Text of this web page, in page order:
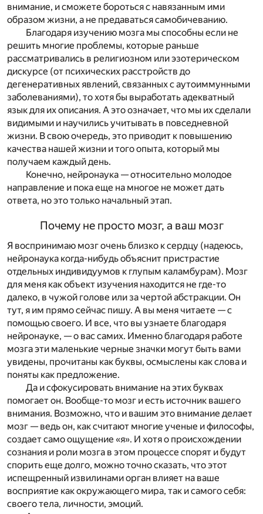
внимание, и сможете бороться с навязанным ими
образом жизни, а не предаваться самобичеванию.
Благодаря изучению мозга мы способны если не
решить многие проблемы, которые раньше
рассматривались в религиозном или эзотерическом
дискурсе (от психических расстройств до
дегенеративных явлений, связанных с аутоиммунными
заболеваниями), то хотя бы выработать адекватный
язык для их описания. А это означает, что мы их сделали
видимыми и научились учитывать в повседневной
жизни. В свою очередь, это приводит к повышению
качества нашей жизни и того опыта, который мы
получаем каждый день.
Конечно, нейронаука — относительно молодое
направление и пока еще на многое не может дать
ответа, но это только начальный этап.
Почему не просто мозг, а ваш мозг
Я воспринимаю мозг очень близко к сердцу (надеюсь,
нейронаука когда-нибудь объяснит пристрастие
отдельных индивидуумов к глупым каламбурам). Мозг
для меня как объект изучения находится не где-то
далеко, в чужой голове или за чертой абстракции. Он
тут, я им прямо сейчас пишу. А вы меня читаете — с
помощью своего. И все, что вы узнаете благодаря
нейронауке, — о вас самих. Именно благодаря работе
мозга эти маленькие черные значки могут быть вами
увидены, прочитаны как буквы, осмыслены как слова и
поняты как предложение.
Да и сфокусировать внимание на этих буквах
помогает он. Вообще-то мозг и есть источник вашего
внимания. Возможно, что и вашим это внимание делает
мозг — ведь он, как считают многие ученые и философы,
создает само ощущение «я». И хотя о происхождении
сознания и роли мозга в этом процессе спорят и будут
спорить еще долго, можно точно сказать, что этот
испещренный извилинами орган влияет на ваше
восприятие как окружающего мира, так и самого себя:
своего тела, личности, эмоций.